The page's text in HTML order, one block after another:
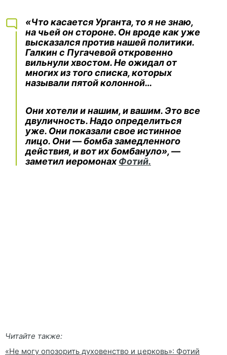
«Что касается Урганта, то я не знаю,
на чьей он стороне. Он вроде как уже
высказался против нашей политики.
Галкин с Пугачевой откровенно
вильнули хвостом. Не ожидал от
многих из того списка, которых
называли пятой колонной…
Они хотели и нашим, и вашим. Это все
двуличность. Надо определиться
уже. Они показали свое истинное
лицо. Они — бомба замедленного
действия, и вот их бомбануло», —
заметил иеромонахФотий.
Читайте также:
«Не могу опозорить духовенство и церковь»: Фотий